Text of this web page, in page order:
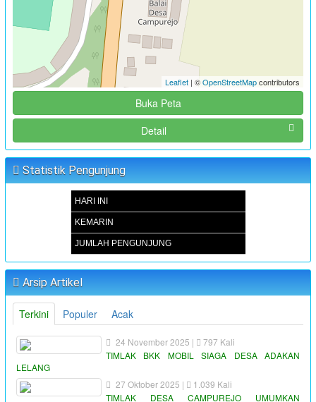
Leaflet | ©OpenStreetMapcontributors
Buka Peta
Detail
Statistik Pengunjung
HARI INI
KEMARIN
JUMLAH PENGUNJUNG
Arsip Artikel
Terkini Populer Acak
24 November 2025 |
797 Kali
TIMLAK BKK MOBIL SIAGA DESA ADAKAN
LELANG
27 Oktober 2025 |
1.039 Kali
TIMLAK DESA CAMPUREJO UMUMKAN